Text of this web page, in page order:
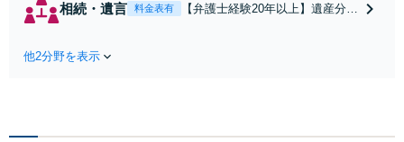
頼者さまのご意向を踏まえ
相続・遺言 料金表有
【弁護士経験20年以上】遺産分割
談可】【千葉中央駅5分】
他2分野を表示